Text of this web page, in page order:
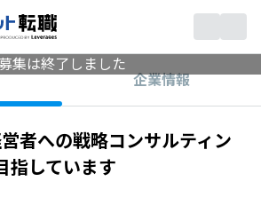
募集は終了しました
企業情報
営者への戦略コンサルティン
指しています